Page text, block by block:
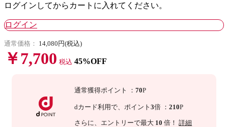
ログインしてからカートに入れてください。
ログイン
通常価格： 14,080円(税込)
￥7,700 税込 45%OFF
通常獲得ポイント ：70P
dカード利用で、 ポイント3倍 ：210P
さらに 、エントリーで最大 10 倍！詳細